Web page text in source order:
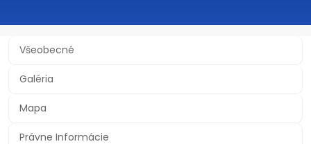
Všeobecné
Galéria
Mapa
Právne Informácie